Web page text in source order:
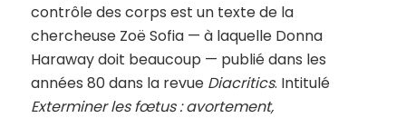
contrôle des corps est un texte de la
chercheuse Zoë Sofia — à laquelle Donna
Haraway doit beaucoup — publié dans les
années 80 dans la revueDiacritics. Intitulé
Exterminer les fœtus : avortement,